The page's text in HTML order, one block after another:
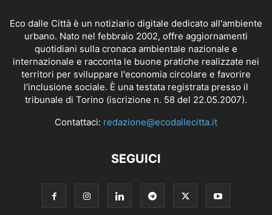
Eco dalle Città è un notiziario digitale dedicato all'ambiente
urbano. Nato nel febbraio 2002, offre aggiornamenti
quotidiani sulla cronaca ambientale nazionale e
internazionale e racconta le buone pratiche realizzate nei
territori per sviluppare l'economia circolare e favorire
l'inclusione sociale. È una testata registrata presso il
tribunale di Torino (iscrizione n. 58 del 22.05.2007).
Contattaci: redazione@ecodallecitta.it
SEGUICI